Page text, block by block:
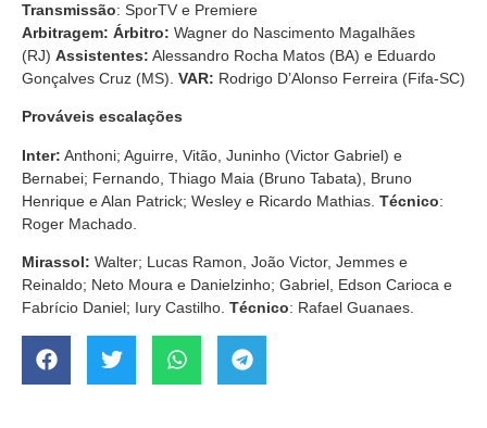
Transmissão: SporTV e Premiere
Arbitragem: Árbitro: Wagner do Nascimento Magalhães
(RJ) Assistentes: Alessandro Rocha Matos (BA) e Eduardo
Gonçalves Cruz (MS). VAR: Rodrigo D’Alonso Ferreira (Fifa-SC)
Prováveis escalações
Inter: Anthoni; Aguirre, Vitão, Juninho (Victor Gabriel) e
Bernabei; Fernando, Thiago Maia (Bruno Tabata), Bruno
Henrique e Alan Patrick; Wesley e Ricardo Mathias. Técnico:
Roger Machado.
Mirassol: Walter; Lucas Ramon, João Victor, Jemmes e
Reinaldo; Neto Moura e Danielzinho; Gabriel, Edson Carioca e
Fabrício Daniel; Iury Castilho. Técnico: Rafael Guanaes.